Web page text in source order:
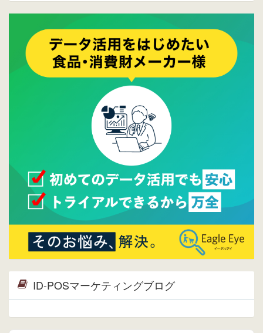
ご覧ください。
2015/10/19
ウレコンのサイト機能を大幅バージョンアッ
プ。詳細はこちら。⇒告知ページへ
2015/09/28
ウレコンが機能拡充し、サイトリニューアル
しました。⇒
ウレコンFacebook
Facebookページを開設しました。詳細は
ら。
ウレコンサイトリリースしました。
ID-POSマーケティングブログ